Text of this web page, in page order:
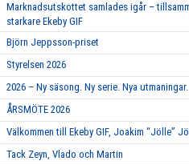
Marknadsutskottet samlades igår –
starkare Ekeby GIF
Björn Jeppsson-priset
Styrelsen 2026
2026 – Ny säsong. Ny serie. Nya utmaningar.
ÅRSMÖTE 2026
Välkommen till Ekeby GIF, Joakim “Jölle”
Tack Zeyn, Vlado och Martin